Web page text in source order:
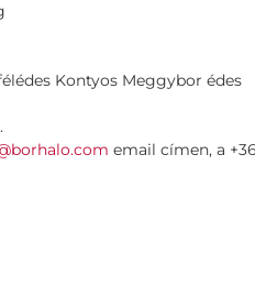
Kontyos Meggybor édes
email címen, a